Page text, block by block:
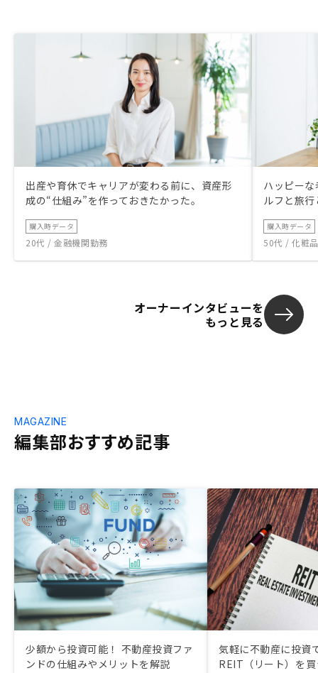
出産や育休でキャリアが変わる前に、資産形
成の“仕組み”を作っておきたかった。
購入時データ
20代 / 金融機関勤務
ハッピー
ルフと旅
購入時データ
50代 / 化粧
オーナーインタビューを
もっと見る
編集部おすすめ記事
MAGAZINE
少額から投資可能！ 不動産投資ファ
ンドの仕組みやメリットを解説
気軽に不動産に投資
REIT（リート）を